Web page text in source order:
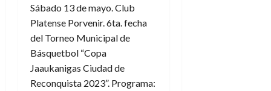
Sábado 13 de mayo. Club
Platense Porvenir. 6ta. fecha
del Torneo Municipal de
Básquetbol “Copa
Jaaukanigas Ciudad de
Reconquista 2023”. Programa: